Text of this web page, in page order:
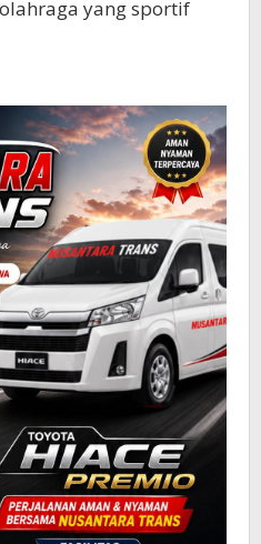
yang sportif